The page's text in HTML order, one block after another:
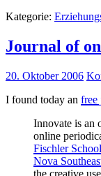
Kategorie:
Journal of
20. Oktober 2006
I found today an free
Innovate is an
online
Fischler
Nova
the creative